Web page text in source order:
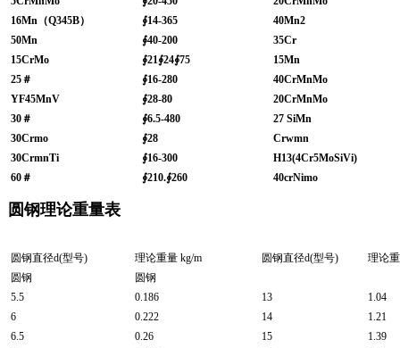
16Mn（Q345B） ∮14-365
40Mn2
50Mn
∮40-200
35Cr
15CrMo
∮21∮24∮75
15Mn
25＃ ∮16-280
40CrMnMo
YF45MnV
∮28-80
20CrMnMo
30＃ ∮6.5-480
27 SiMn
30Crmo
∮28
Crwmn
30CrmnTi
∮16-300
H13(4Cr5MoSiVi)
60＃ ∮210.∮260 40crNimo
圆钢理论重量表
圆钢直径d(型号) 理论重量 kg/m 圆钢直径d(型号)
理论
圆钢
圆钢
5.5
0.186 13
1.04
6
0.222 14
1.21
6.5
0.26 15
1.39